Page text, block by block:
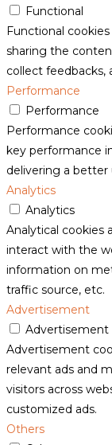
Functional
Functional
sharing the
collect feedbacks,
Performance
Performance
Performance
key performance
delivering a better
Analytics
Analytics
Analytical cookies
interact with the
information on
traffic source, etc.
Advertisement
Advertisement
Advertisement
relevant ads and
visitors across
customized ads.
Others